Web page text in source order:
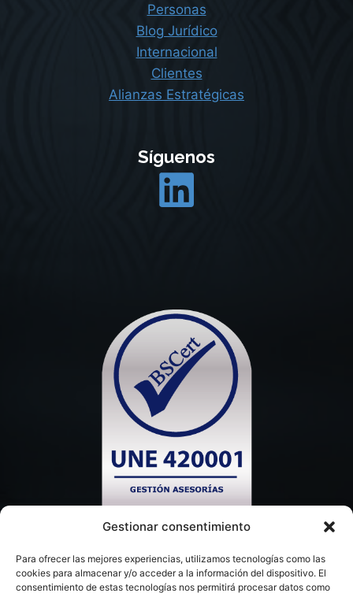
Gestionar consentimiento
Para ofrecer las mejores experiencias, utilizamos tecnologías como las
cookies para almacenar y/o acceder a la información del dispositivo. El
consentimiento de estas tecnologías nos permitirá procesar datos como
Personas
Blog Jurídico
Internacional
Clientes
Alianzas Estratégicas
Síguenos